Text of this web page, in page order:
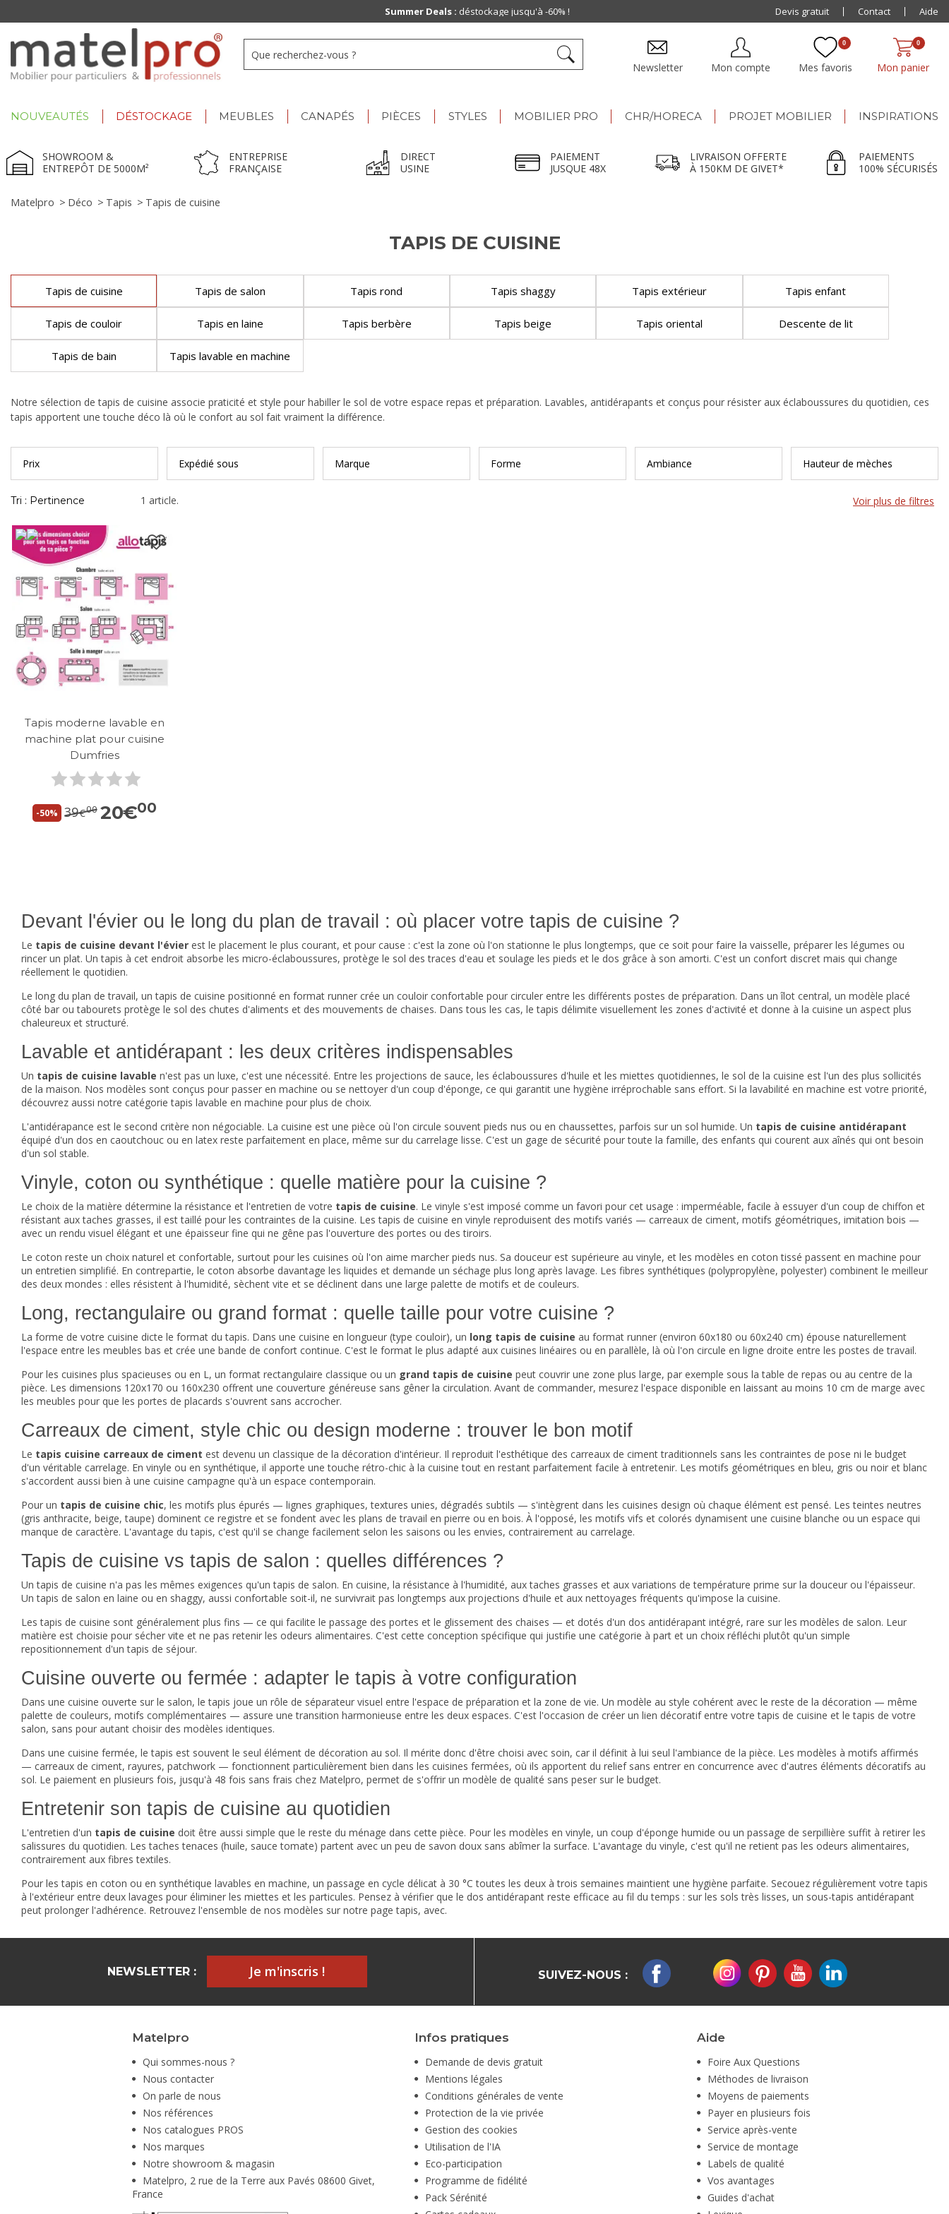
Mon panier
0
Mes favoris
0
Mon compte
Newsletter
NOUVEAUTÉS DÉSTOCKAGE MEUBLES CANAPÉS PIÈCES STYLES MOBILIER PRO CHR/HORECA PROJET MOBILIER INSPIRATIONS
SHOWROOM &
ENTREPÔT DE 5000M²
ENTREPRISE
FRANÇAISE
DIRECT
USINE
PAIEMENT
JUSQUE 48X
LIVRAISON OFFERTE
À 150KM DE GIVET*
PAIEMENTS
100% SÉCURISÉS
Matelpro > Déco > Tapis > Tapis de cuisine
TAPIS DE CUISINE
Tapis de cuisine Tapis de salon Tapis rond Tapis shaggy Tapis extérieur Tapis enfant
Tapis de couloir Tapis en laine Tapis berbère Tapis beige Tapis oriental Descente de lit
Tapis de bain Tapis lavable en machine
Notre sélection de tapis de cuisine associe praticité et style pour habiller le sol de votre espace repas et préparation. Lavables, antidérapants et conçus pour résister aux éclaboussures du quotidien, ces
tapis apportent une touche déco là où le confort au sol fait vraiment la différence.
Prix Expédié sous Marque Forme Ambiance Hauteur de mèches
Voir plus de filtres
Tri : Pertinence 1 article.
Tapis moderne lavable en
machine plat pour cuisine
Dumfries
-50% 39€00 20€00
Devant l'évier ou le long du plan de travail : où placer votre tapis de cuisine ?
Le tapis de cuisine devant l'évier est le placement le plus courant, et pour cause : c'est la zone où l'on stationne le plus longtemps, que ce soit pour faire la vaisselle, préparer les légumes ou
rincer un plat. Un tapis à cet endroit absorbe les micro-éclaboussures, protège le sol des traces d'eau et soulage les pieds et le dos grâce à son amorti. C'est un confort discret mais qui change
réellement le quotidien.
Le long du plan de travail, un tapis de cuisine positionné en format runner crée un couloir confortable pour circuler entre les différents postes de préparation. Dans un îlot central, un modèle placé
côté bar ou tabourets protège le sol des chutes d'aliments et des mouvements de chaises. Dans tous les cas, le tapis délimite visuellement les zones d'activité et donne à la cuisine un aspect plus
chaleureux et structuré.
Lavable et antidérapant : les deux critères indispensables
Un tapis de cuisine lavable n'est pas un luxe, c'est une nécessité. Entre les projections de sauce, les éclaboussures d'huile et les miettes quotidiennes, le sol de la cuisine est l'un des plus sollicités
de la maison. Nos modèles sont conçus pour passer en machine ou se nettoyer d'un coup d'éponge, ce qui garantit une hygiène irréprochable sans effort. Si la lavabilité en machine est votre priorité,
découvrez aussi notre catégorietapis lavable en machine pour plus de choix.
L'antidérapance est le second critère non négociable. La cuisine est une pièce où l'on circule souvent pieds nus ou en chaussettes, parfois sur un sol humide. Un tapis de cuisine antidérapant
équipé d'un dos en caoutchouc ou en latex reste parfaitement en place, même sur du carrelage lisse. C'est un gage de sécurité pour toute la famille, des enfants qui courent aux aînés qui ont besoin
d'un sol stable.
Vinyle, coton ou synthétique : quelle matière pour la cuisine ?
Le choix de la matière détermine la résistance et l'entretien de votre tapis de cuisine. Le vinyle s'est imposé comme un favori pour cet usage : imperméable, facile à essuyer d'un coup de chiffon et
résistant aux taches grasses, il est taillé pour les contraintes de la cuisine. Les tapis de cuisine en vinyle reproduisent des motifs variés — carreaux de ciment, motifs géométriques, imitation bois —
avec un rendu visuel élégant et une épaisseur fine qui ne gêne pas l'ouverture des portes ou des tiroirs.
Le coton reste un choix naturel et confortable, surtout pour les cuisines où l'on aime marcher pieds nus. Sa douceur est supérieure au vinyle, et les modèles en coton tissé passent en machine pour
un entretien simplifié. En contrepartie, le coton absorbe davantage les liquides et demande un séchage plus long après lavage. Les fibres synthétiques (polypropylène, polyester) combinent le meilleur
des deux mondes : elles résistent à l'humidité, sèchent vite et se déclinent dans une large palette de motifs et de couleurs.
Long, rectangulaire ou grand format : quelle taille pour votre cuisine ?
La forme de votre cuisine dicte le format du tapis. Dans une cuisine en longueur (type couloir), un long tapis de cuisine au format runner (environ 60x180 ou 60x240 cm) épouse naturellement
l'espace entre les meubles bas et crée une bande de confort continue. C'est le format le plus adapté aux cuisines linéaires ou en parallèle, là où l'on circule en ligne droite entre les postes de travail.
Pour les cuisines plus spacieuses ou en L, un format rectangulaire classique ou un grand tapis de cuisine peut couvrir une zone plus large, par exemple sous la table de repas ou au centre de la
pièce. Les dimensions 120x170 ou 160x230 offrent une couverture généreuse sans gêner la circulation. Avant de commander, mesurez l'espace disponible en laissant au moins 10 cm de marge avec
les meubles pour que les portes de placards s'ouvrent sans accrocher.
Carreaux de ciment, style chic ou design moderne : trouver le bon motif
Le tapis cuisine carreaux de ciment est devenu un classique de la décoration d'intérieur. Il reproduit l'esthétique des carreaux de ciment traditionnels sans les contraintes de pose ni le budget
d'un véritable carrelage. En vinyle ou en synthétique, il apporte une touche rétro-chic à la cuisine tout en restant parfaitement facile à entretenir. Les motifs géométriques en bleu, gris ou noir et blanc
s'accordent aussi bien à une cuisine campagne qu'à un espace contemporain.
Pour un tapis de cuisine chic, les motifs plus épurés — lignes graphiques, textures unies, dégradés subtils — s'intègrent dans les cuisines design où chaque élément est pensé. Les teintes neutres
(gris anthracite, beige, taupe) dominent ce registre et se fondent avec les plans de travail en pierre ou en bois. À l'opposé, les motifs vifs et colorés dynamisent une cuisine blanche ou un espace qui
manque de caractère. L'avantage du tapis, c'est qu'il se change facilement selon les saisons ou les envies, contrairement au carrelage.
Tapis de cuisine vs tapis de salon : quelles différences ?
Un tapis de cuisine n'a pas les mêmes exigences qu'untapis de salon. En cuisine, la résistance à l'humidité, aux taches grasses et aux variations de température prime sur la douceur ou l'épaisseur.
Un tapis de salon en laine ou en shaggy, aussi confortable soit-il, ne survivrait pas longtemps aux projections d'huile et aux nettoyages fréquents qu'impose la cuisine.
Les tapis de cuisine sont généralement plus fins — ce qui facilite le passage des portes et le glissement des chaises — et dotés d'un dos antidérapant intégré, rare sur les modèles de salon. Leur
matière est choisie pour sécher vite et ne pas retenir les odeurs alimentaires. C'est cette conception spécifique qui justifie une catégorie à part et un choix réfléchi plutôt qu'un simple
repositionnement d'un tapis de séjour.
Cuisine ouverte ou fermée : adapter le tapis à votre configuration
Dans une cuisine ouverte sur le salon, le tapis joue un rôle de séparateur visuel entre l'espace de préparation et la zone de vie. Un modèle au style cohérent avec le reste de la décoration — même
palette de couleurs, motifs complémentaires — assure une transition harmonieuse entre les deux espaces. C'est l'occasion de créer un lien décoratif entre votre tapis de cuisine et le tapis de votre
salon, sans pour autant choisir des modèles identiques.
Dans une cuisine fermée, le tapis est souvent le seul élément de décoration au sol. Il mérite donc d'être choisi avec soin, car il définit à lui seul l'ambiance de la pièce. Les modèles à motifs affirmés
— carreaux de ciment, rayures, patchwork — fonctionnent particulièrement bien dans les cuisines fermées, où ils apportent du relief sans entrer en concurrence avec d'autres éléments décoratifs au
sol. Le paiement en plusieurs fois, jusqu'à 48 fois sans frais chez Matelpro, permet de s'offrir un modèle de qualité sans peser sur le budget.
Entretenir son tapis de cuisine au quotidien
L'entretien d'un tapis de cuisine doit être aussi simple que le reste du ménage dans cette pièce. Pour les modèles en vinyle, un coup d'éponge humide ou un passage de serpillière suffit à retirer les
salissures du quotidien. Les taches tenaces (huile, sauce tomate) partent avec un peu de savon doux sans abîmer la surface. L'avantage du vinyle, c'est qu'il ne retient pas les odeurs alimentaires,
contrairement aux fibres textiles.
Pour les tapis en coton ou en synthétique lavables en machine, un passage en cycle délicat à 30 °C toutes les deux à trois semaines maintient une hygiène parfaite. Secouez régulièrement votre tapis
à l'extérieur entre deux lavages pour éliminer les miettes et les particules. Pensez à vérifier que le dos antidérapant reste efficace au fil du temps : sur les sols très lisses, un sous-tapis antidérapant
peut prolonger l'adhérence. Retrouvez l'ensemble de nos modèles sur notre pagetapis, avec.
Summer Deals : déstockage jusqu'à -60% ! Paiement jusqu'à48x
Devis gratuit Contact Aide
SUIVEZ-NOUS :
NEWSLETTER : Je m'inscris !
Matelpro
Qui sommes-nous ?
Nous contacter
On parle de nous
Nos références
Nos catalogues PROS
Nos marques
Notre showroom & magasin
Matelpro, 2 rue de la Terre aux Pavés 08600 Givet,
France
Infos pratiques
Demande de devis gratuit
Mentions légales
Conditions générales de vente
Protection de la vie privée
Gestion des cookies
Utilisation de l'IA
Eco-participation
Programme de fidélité
Pack Sérénité
Aide
Foire Aux Questions
Méthodes de livraison
Moyens de paiements
Payer en plusieurs fois
Service après-vente
Service de montage
Labels de qualité
Vos avantages
Guides d'achat